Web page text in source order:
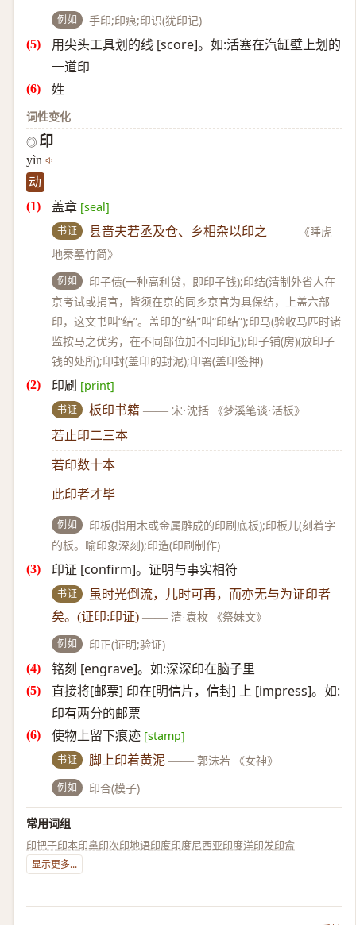
例如 手印;印痕;印识(犹印记)
用尖头工具划的线 [score]。如:活塞在汽缸壁上划的
一道印
姓
词性变化
◎ 印
yìn
动
盖章 [seal]
书证 县啬夫若丞及仓、乡相杂以印之 ——
《睡虎
地秦墓竹简》
例如
印子债(一种高利贷，即印子钱);印结(清制外省人在
京考试或捐官，皆须在京的同乡京官为具保结，上盖六部
印，这文书叫“结”。盖印的“结”叫“印结”);印马(验收马匹时诸
监按马之优劣，在不同部位加不同印记);印子铺(房)(放印子
钱的处所);印封(盖印的封泥);印署(盖印签押)
印刷 [print]
书证 板印书籍 —— 宋·沈括 《梦溪笔谈·活板》
若止印二三本
若印数十本
此印者才毕
例如
印板(指用木或金属雕成的印刷底板);印板儿(刻着字
的板。喻印象深刻);印造(印刷制作)
印证 [confirm]。证明与事实相符
书证
虽时光倒流，儿时可再，而亦无与为证印者
矣。(证印:印证) —— 清·袁枚 《祭妹文》
例如 印正(证明;验证)
铭刻 [engrave]。如:深深印在脑子里
直接将[邮票] 印在[明信片，信封] 上 [impress]。如:
印有两分的邮票
使物上留下痕迹 [stamp]
书证 脚上印着黄泥 —— 郭沫若 《女神》
例如 印合(模子)
常用词组
印把子印本印鼻印次印地语印度印度尼西亚印度洋印发印盒
显示更多...